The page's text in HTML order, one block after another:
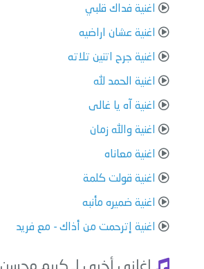
اغنية فداك قلبي
اغنية عشان اراضيه
اغنية جرح اتنين تلاته
اغنية الحمد لله
اغنية آه يا غالى
اغنية والله زمان
اغنية معاناه
اغنية قولت كلمة
اغنية ضميره مأنبه
اغنية إترحمت من أذاك - مع فريد